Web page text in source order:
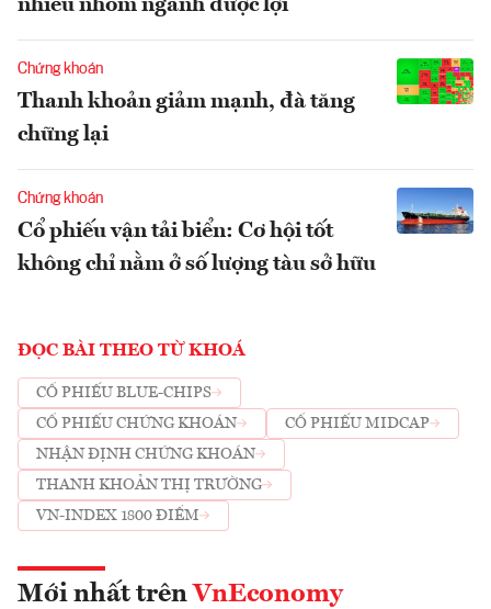
nhiều nhóm ngành được lợi
Chứng khoán
Thanh khoản giảm mạnh, đà tăng
chững lại
Chứng khoán
Cổ phiếu vận tải biển: Cơ hội tốt
không chỉ nằm ở số lượng tàu sở hữu
ĐỌC BÀI THEO TỪ KHOÁ
CỔ PHIẾU BLUE-CHIPS
CỔ PHIẾU CHỨNG KHOÁN
CỔ PHIẾU MIDCAP
NHẬN ĐỊNH CHỨNG KHOÁN
THANH KHOẢN THỊ TRƯỜNG
VN-INDEX 1800 ĐIỂM
Mới nhất trên VnEconomy